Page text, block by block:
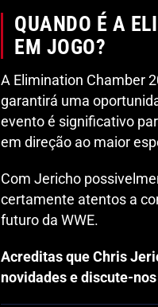
QUANDO É A
EM JOGO?
A Elimination Chamber
garantirá uma
evento é significativo
em direção ao maior
Com Jericho
certamente atentos a
futuro da WWE.
Acreditas que Chris
novidades e discute-